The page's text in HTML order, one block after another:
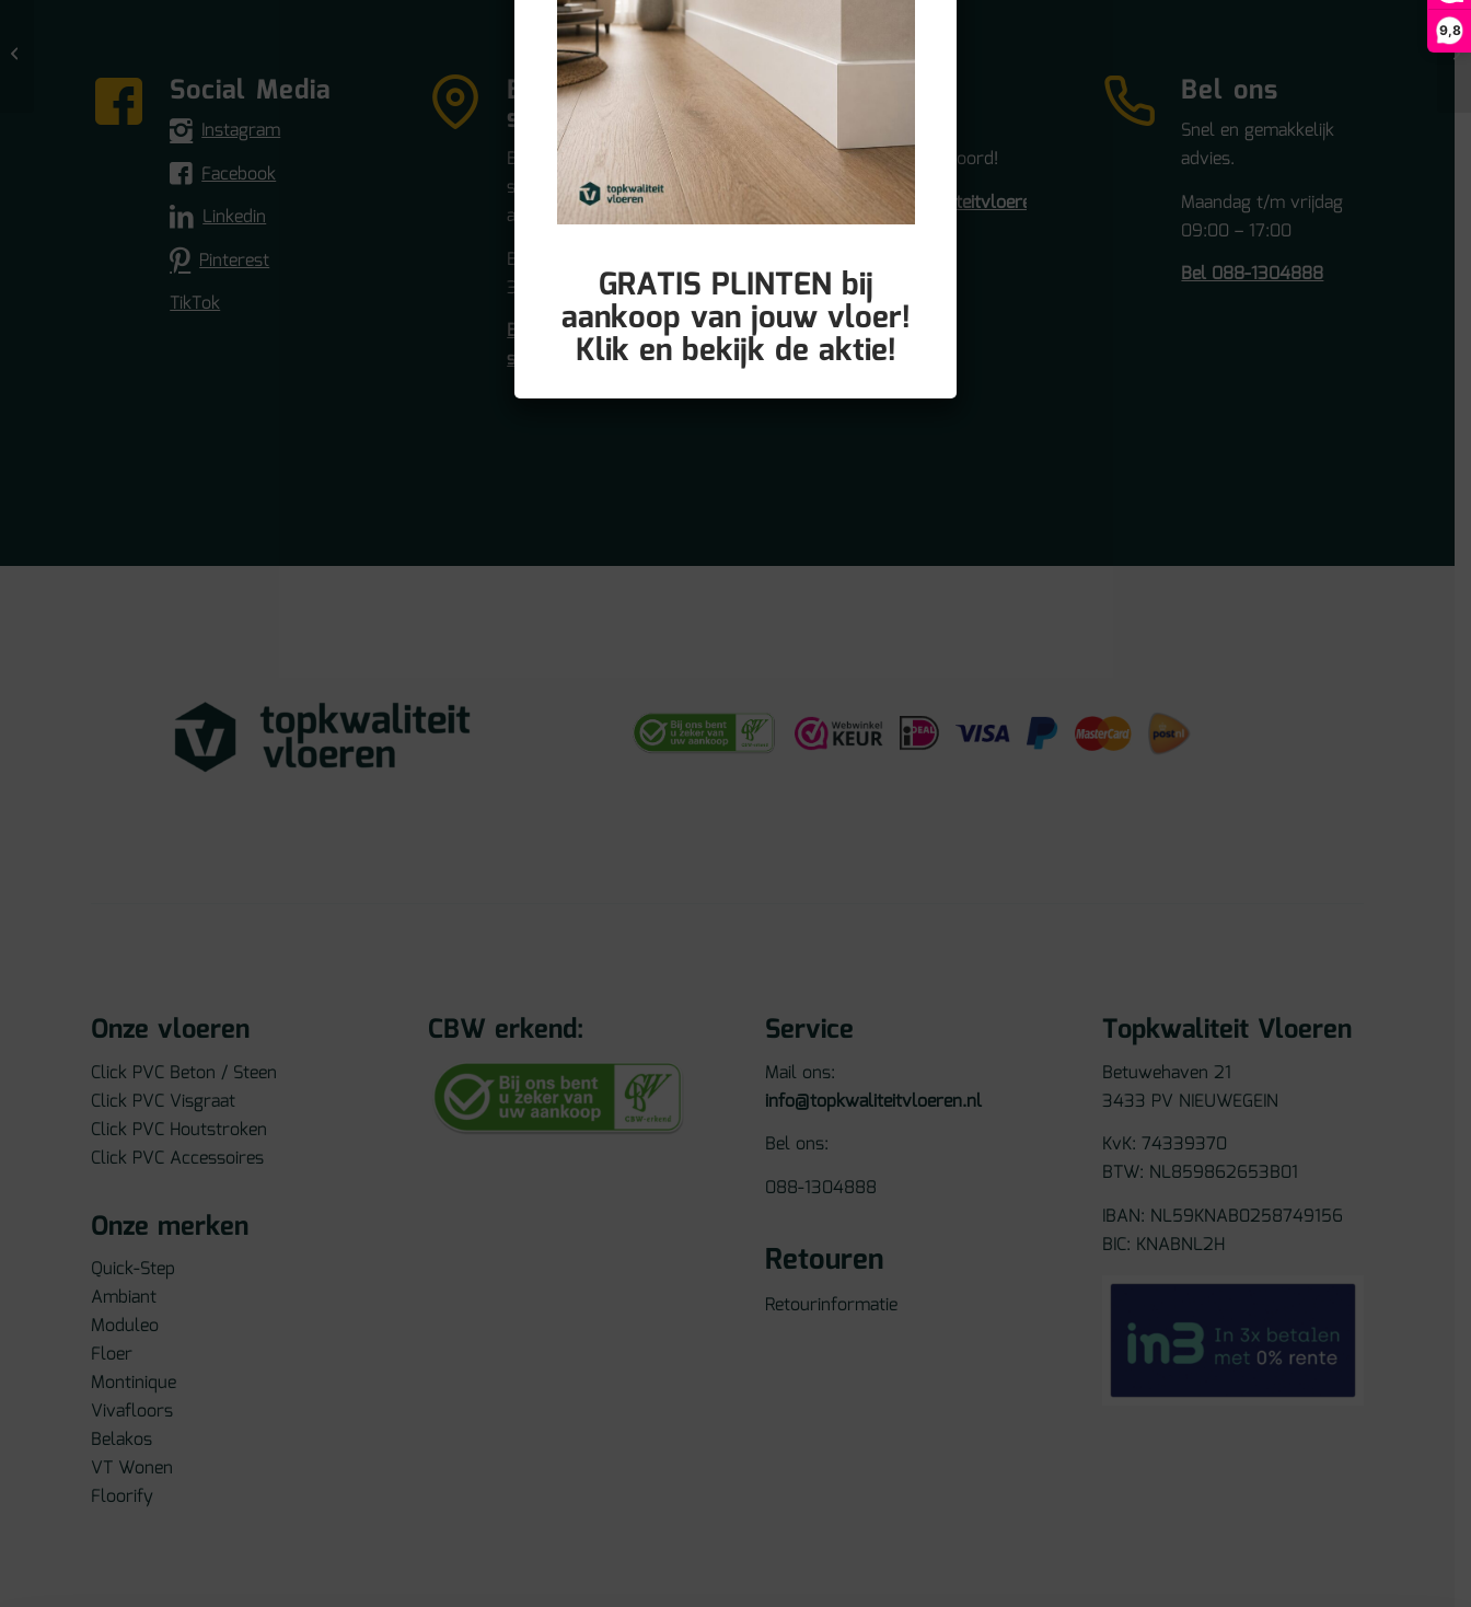
9,8
Social Media
Instagram
Facebook
Linkedin
Pinterest
TikTok
Bezoek onze
showroom
Bezoek 100m2 aan
showroom! (alleen op
afspraak!)
Betuwehaven 21
3433 PV NIEUWEGEIN
Bezoek onze
showroom
werkdag antwoord!
info@topkwaliteitvloeren.nl
Bel ons
Snel en gemakkelijk
advies.
Maandag t/m vrijdag
09:00 – 17:00
Bel 088-1304888
Onze vloeren
Click PVC Beton / Steen
Click PVC Visgraat
Click PVC Houtstroken
Click PVC Accessoires
Onze merken
Quick-Step
Ambiant
Moduleo
Floer
Montinique
Vivafloors
Belakos
VT Wonen
Floorify
CBW erkend: Service
Mail ons:
info@topkwaliteitvloeren.nl
Bel ons:
088-1304888
Retouren
Retourinformatie
Topkwaliteit Vloeren
Betuwehaven 21
3433 PV NIEUWEGEIN
KvK: 74339370
BTW: NL859862653B01
IBAN: NL59KNAB0258749156
BIC: KNABNL2H
GRATIS PLINTEN bij
aankoop van jouw vloer!
Klik en bekijk de aktie!